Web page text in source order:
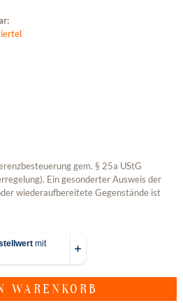
gem. § 25a UStG
Ein gesonderter Ausweis der
wiederaufbereitete Gegenstände ist
WARENKORB